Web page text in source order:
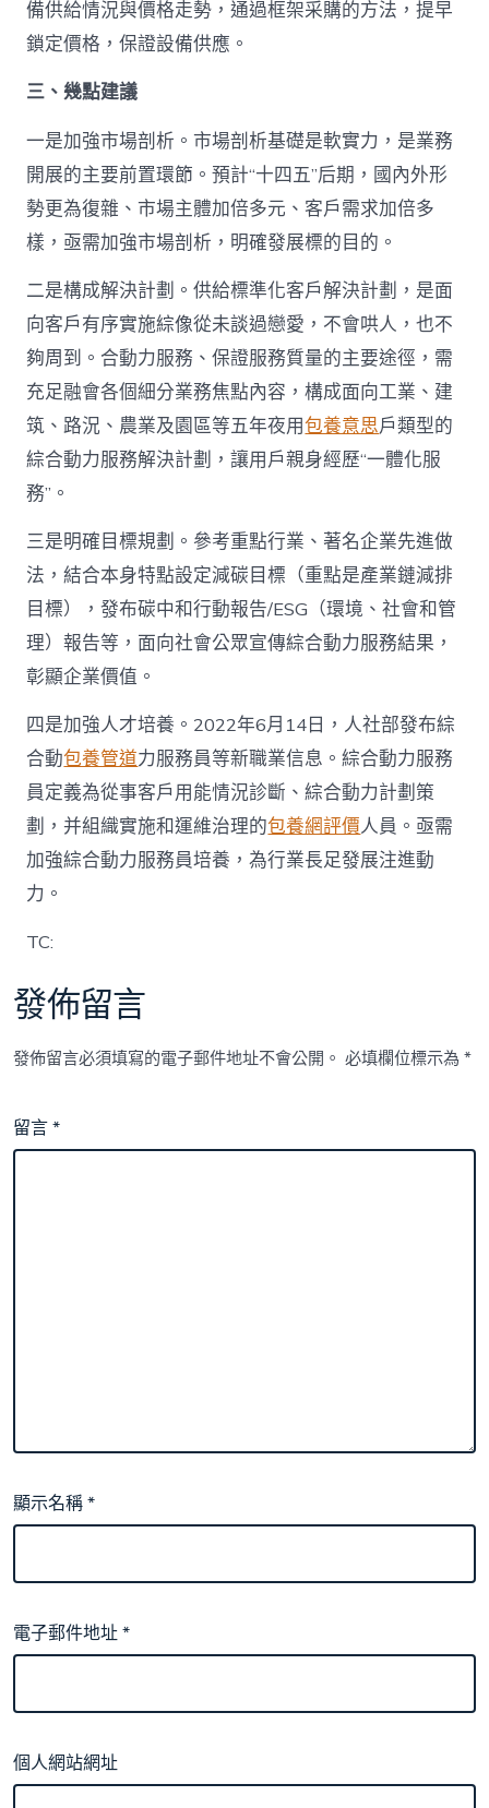
備供給情況與價格走勢，通過框架采購的方法，提早
鎖定價格，保證設備供應。
三、幾點建議
一是加強市場剖析。市場剖析基礎是軟實力，是業務
開展的主要前置環節。預計“十四五”后期，國內外形
勢更為復雜、市場主體加倍多元、客戶需求加倍多
樣，亟需加強市場剖析，明確發展標的目的。
二是構成解決計劃。供給標準化客戶解決計劃，是面
向客戶有序實施綜像從未談過戀愛，不會哄人，也不
夠周到。合動力服務、保證服務質量的主要途徑，需
充足融會各個細分業務焦點內容，構成面向工業、建
筑、路況、農業及園區等五年夜用包養意思戶類型的
綜合動力服務解決計劃，讓用戶親身經歷“一體化服
務”。
三是明確目標規劃。參考重點行業、著名企業先進做
法，結合本身特點設定減碳目標（重點是產業鏈減排
目標），發布碳中和行動報告/ESG（環境、社會和管
理）報告等，面向社會公眾宣傳綜合動力服務結果，
彰顯企業價值。
四是加強人才培養。2022年6月14日，人社部發布綜
合動包養管道力服務員等新職業信息。綜合動力服務
員定義為從事客戶用能情況診斷、綜合動力計劃策
劃，并組織實施和運維治理的包養網評價人員。亟需
加強綜合動力服務員培養，為行業長足發展注進動
力。
TC:
發佈留言
發佈留言必須填寫的電子郵件地址不會公開。 必填欄位標示為*
留言*
顯示名稱*
電子郵件地址*
個人網站網址